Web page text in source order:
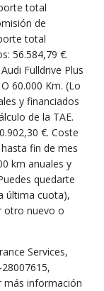
total
de
total
56.584,79 €.
Fulldrive Plus
60.000 Km. (Lo
y financiados
de la TAE.
€. Coste
fin de mes
km anuales y
quedarte
última cuota),
otro nuevo o
Services,
más información